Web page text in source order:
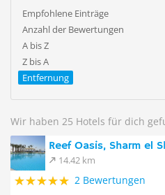
Empfohlene Einträge
Anzahl der Bewertungen
A bis Z
Z bis A
Entfernung
Wir haben 25 Hotels für dich
Reef Oasis, Sharm el
14.42 km
2 Bewertungen